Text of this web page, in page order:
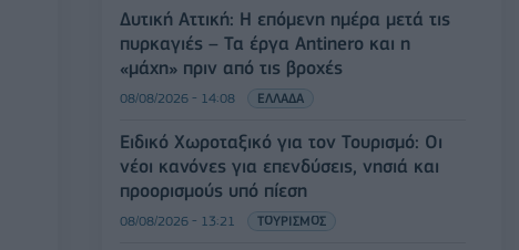
Δυτική Αττική: Η επόμενη ημέρα μετά τις
πυρκαγιές – Τα έργα Antinero και η
«μάχη» πριν από τις βροχές
08/08/2026 - 14:08 ΕΛΛΑΔΑ
Ειδικό Χωροταξικό για τον Τουρισμό: Οι
νέοι κανόνες για επενδύσεις, νησιά και
προορισμούς υπό πίεση
08/08/2026 - 13:21 ΤΟΥΡΙΣΜΟΣ